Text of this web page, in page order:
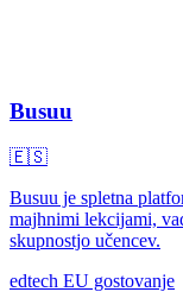
Busuu
🇪🇸
Busuu je spletna
majhnimi lekcijami,
skupnostjo učencev.
edtech EU gostovanje